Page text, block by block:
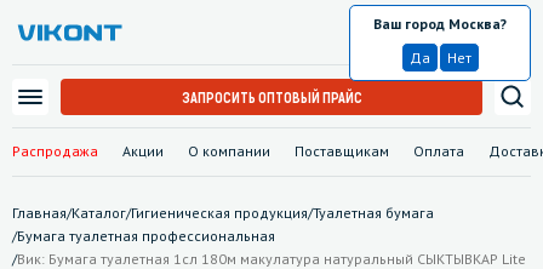
Распродажа Акции О компании Поставщикам Оплата
Москва
Ваш город Москва?
Да
Нет
ЗАПРОСИТЬ ОПТОВЫЙ ПРАЙС
Главная/Каталог/Гигиеническая продукция/Туалетная бумага
/Бумага туалетная профессиональная
/Вик: Бумага туалетная 1сл 180м макулатура натуральный СЫКТЫВКАР Lite